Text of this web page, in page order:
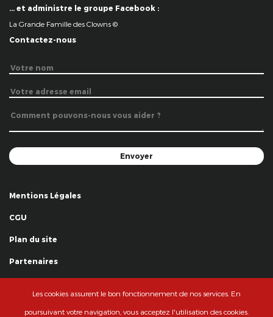
… et administre le groupe Facebook :
La Grande Famille des Clowns ©
Contactez-nous
Mentions Légales
CGU
Plan du site
Partenaires
© La Grande Famille des Clowns - 2018
Les cookies assurent le bon fonctionnement de nos services. En
poursuivant votre navigation, vous acceptez l'utilisation des cookies.